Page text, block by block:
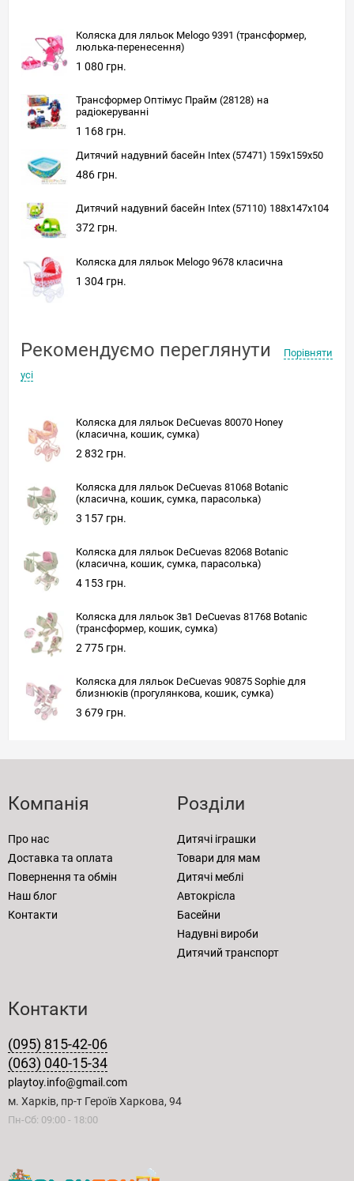
Коляска для ляльок Melogo 9391 (трансформер,
люлька-перенесення)
1 080 грн.
Трансформер Оптімус Прайм (28128) на
радіокеруванні
1 168 грн.
Дитячий надувний басейн Intex (57471) 159x159x50
486 грн.
Дитячий надувний басейн Intex (57110) 188x147x104
372 грн.
Коляска для ляльок Melogo 9678 класична
1 304 грн.
Рекомендуємо переглянути
Порівняти
усі
Коляска для ляльок DeCuevas 80070 Honey
(класична, кошик, сумка)
2 832 грн.
Коляска для ляльок DeCuevas 81068 Botanic
(класична, кошик, сумка, парасолька)
3 157 грн.
Коляска для ляльок DeCuevas 82068 Botanic
(класична, кошик, сумка, парасолька)
4 153 грн.
Коляска для ляльок 3в1 DeCuevas 81768 Botanic
(трансформер, кошик, сумка)
2 775 грн.
Коляска для ляльок DeCuevas 90875 Sophie для
близнюків (прогулянкова, кошик, сумка)
3 679 грн.
Компанія
Про нас
Доставка та оплата
Повернення та обмін
Наш блог
Контакти
Розділи
Дитячі іграшки
Товари для мам
Дитячі меблі
Автокрісла
Басейни
Надувні вироби
Дитячий транспорт
Контакти
(095) 815-42-06
(063) 040-15-34
playtoy.info@gmail.com
м. Харків, пр-т Героїв Харкова, 94
Пн-Сб: 09:00 - 18:00